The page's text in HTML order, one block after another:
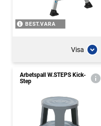
BEST.VARA
Visa
Arbetspall W.STEPS Kick-
Step